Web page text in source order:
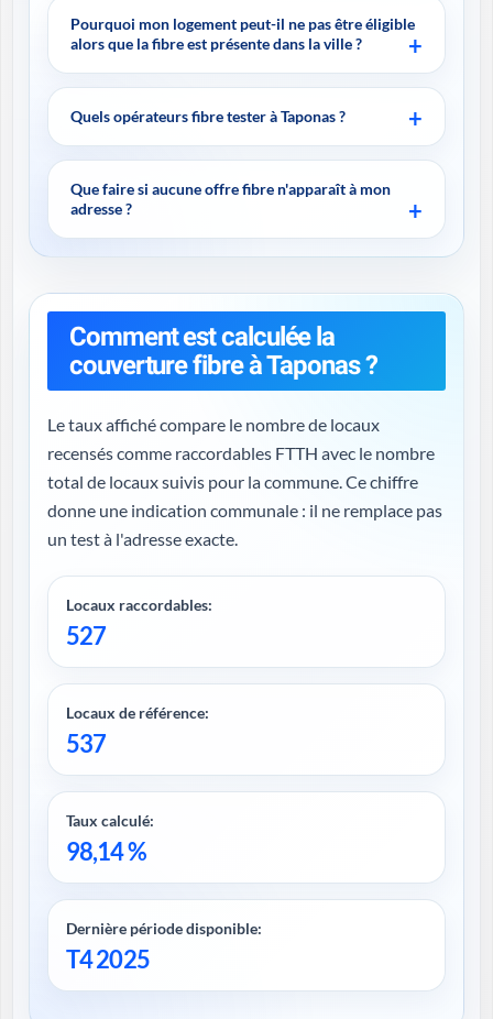
Pourquoi mon logement peut-il ne pas être éligible
alors que la fibre est présente dans la ville ?
Quels opérateurs fibre tester à Taponas ?
Que faire si aucune offre fibre n'apparaît à mon
adresse ?
Comment est calculée la
couverture fibre à Taponas ?
Le taux affiché compare le nombre de locaux
recensés comme raccordables FTTH avec le nombre
total de locaux suivis pour la commune. Ce chiffre
donne une indication communale : il ne remplace pas
un test à l'adresse exacte.
Locaux raccordables:
527
Locaux de référence:
537
Taux calculé:
98,14 %
Dernière période disponible:
T4 2025